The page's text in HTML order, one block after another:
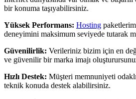
bir konuma taşıyabilirsiniz.
Yüksek Performans: Hosting
deneyimini maksimum seviyede tutarak
Güvenilirlik: Verileriniz bizim için en
ve güvenilir bir marka imajı
Hızlı Destek: Müşteri memnuniyeti
teknik konuda destek alabilirsiniz.